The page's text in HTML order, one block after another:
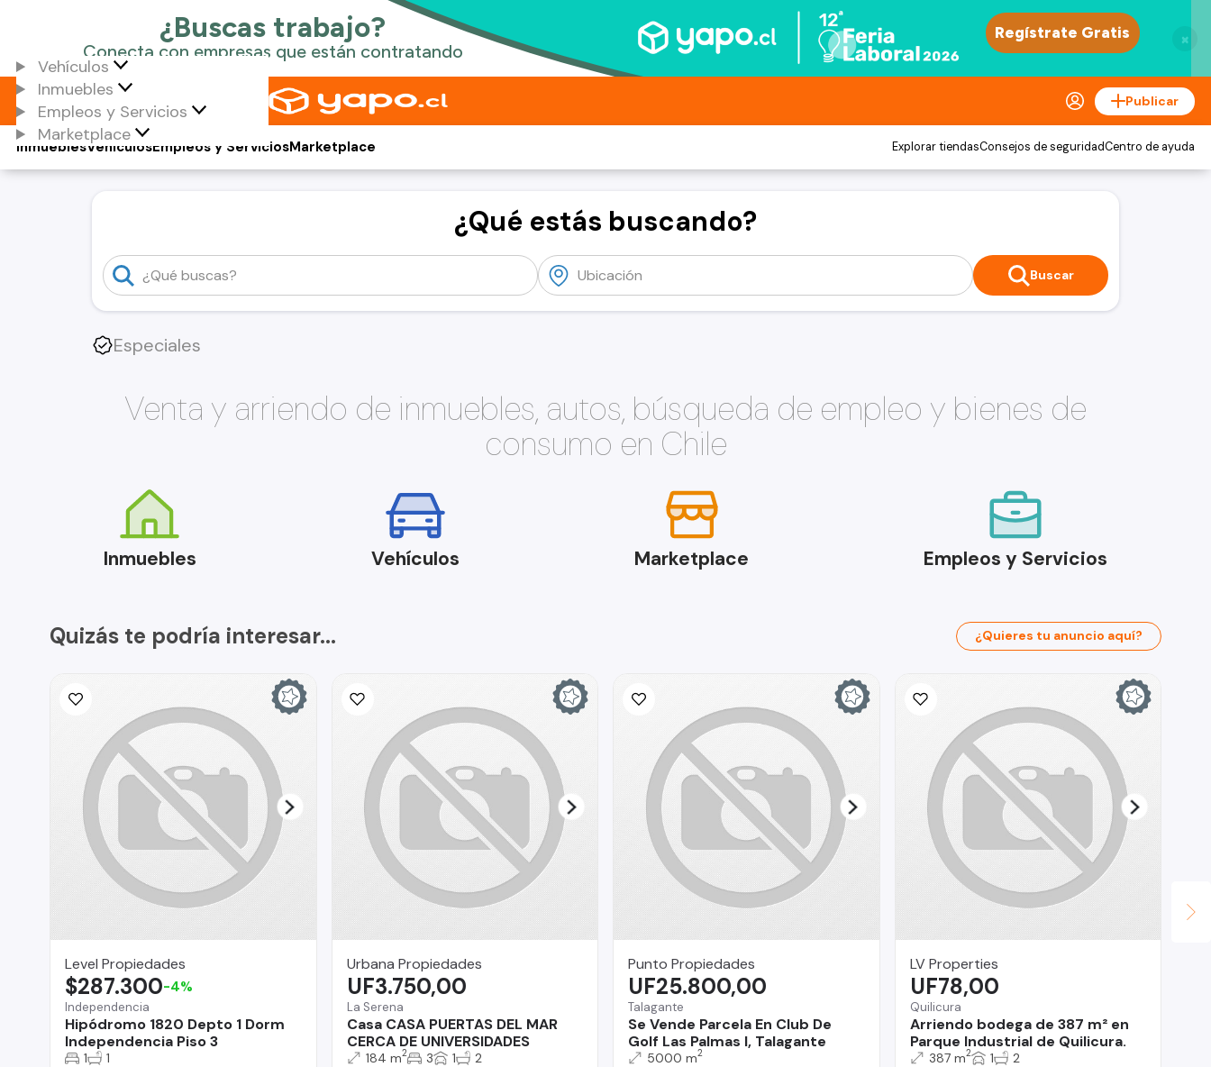
×
Vehículos
Inmuebles
Empleos y Servicios
Marketplace
Publicar
Vehículos
Inmuebles Empleos y ServiciosMarketplace Explorar tiendasConsejos de seguridadCentro de ayuda
¿Qué estás buscando?
Buscar
Especiales
Venta y arriendo de inmuebles, autos, búsqueda de empleo y bienes de
consumo en Chile
Inmuebles Vehículos Marketplace Empleos y Servicios
Quizás te podría interesar... ¿Quieres tu anuncio aquí?
Level Propiedades
Independencia
Hipódromo 1820 Depto 1 Dorm
Independencia Piso 3
$287.300-4%
1 1
Urbana Propiedades
La Serena
Casa CASA PUERTAS DEL MAR
CERCA DE UNIVERSIDADES
UF3.750,00
184 m2 3 1 2
Punto Propiedades
Talagante
Se Vende Parcela En Club De
Golf Las Palmas I, Talagante
UF25.800,00
5000 m2
LV Properties
Quilicura
Arriendo bodega de 387 m² en
Parque Industrial de Quilicura.
UF78,00
387 m2 1 2